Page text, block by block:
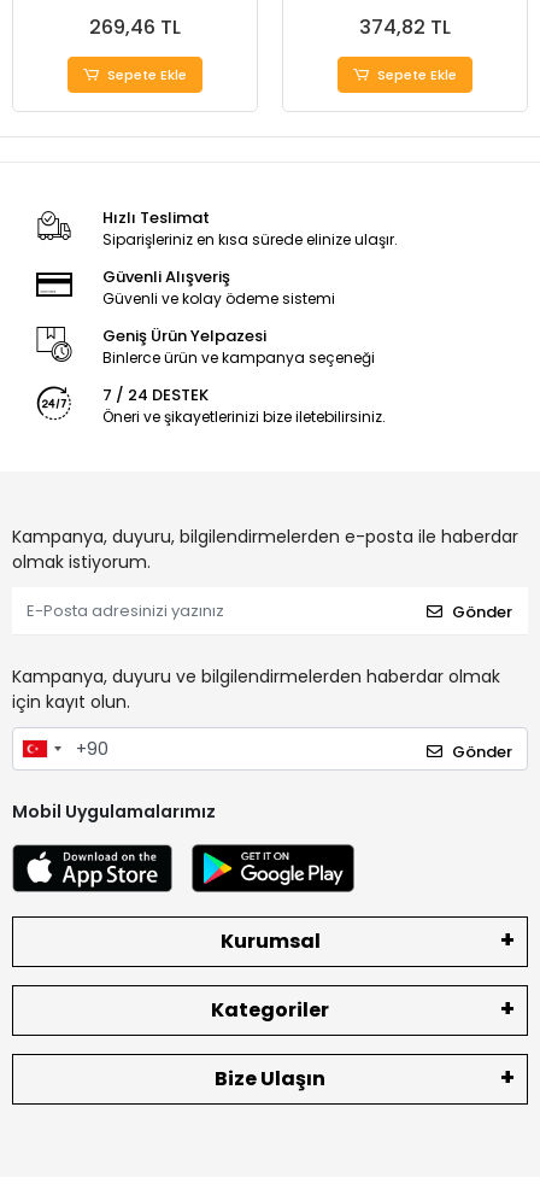
269,46 TL
Sepete Ekle
374,82 TL
Sepete Ekle
Hızlı Teslimat
Siparişleriniz en kısa sürede elinize ulaşır.
Güvenli Alışveriş
Güvenli ve kolay ödeme sistemi
Geniş Ürün Yelpazesi
Binlerce ürün ve kampanya seçeneği
7 / 24 DESTEK
Öneri ve şikayetlerinizi bize iletebilirsiniz.
Kampanya, duyuru, bilgilendirmelerden e-posta ile haberdar
olmak istiyorum.
Gönder
Kampanya, duyuru ve bilgilendirmelerden haberdar olmak
için kayıt olun.
Gönder
Mobil Uygulamalarımız
Kurumsal
Kategoriler
Bize Ulaşın